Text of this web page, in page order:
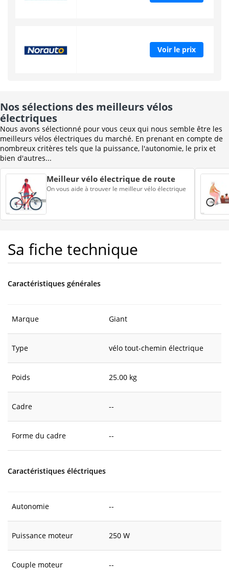
Voir le prix
Nos sélections des meilleurs vélos
électriques
Nous avons sélectionné pour vous ceux qui nous semble être les
meilleurs vélos électriques du marché. En prenant en compte de
nombreux critères tels que la puissance, l'autonomie, le prix et
bien d'autres...
Meilleur vélo électrique de route
On vous aide à trouver le meilleur vélo électrique
Sa fiche technique
Caractéristiques générales
Marque Giant
Type vélo tout-chemin électrique
Poids 25.00 kg
Cadre --
Forme du cadre --
Caractéristiques éléctriques
Autonomie --
Puissance moteur 250 W
Couple moteur --